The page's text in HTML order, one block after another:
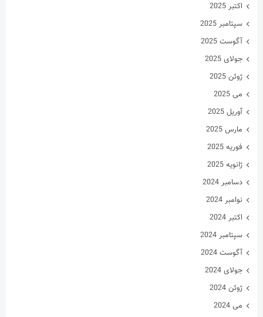
سپتامبر 2024
آگوست 2024
جولای 2024
ژوئن 2024
می 2024
آوریل 2024
مارس 2024
فوریه 2024
ژانویه 2024
دسامبر 2023
نوامبر 2023
اکتبر 2023
سپتامبر 2023
آگوست 2023
جولای 2023
ژوئن 2023
می 2023
آوریل 2023